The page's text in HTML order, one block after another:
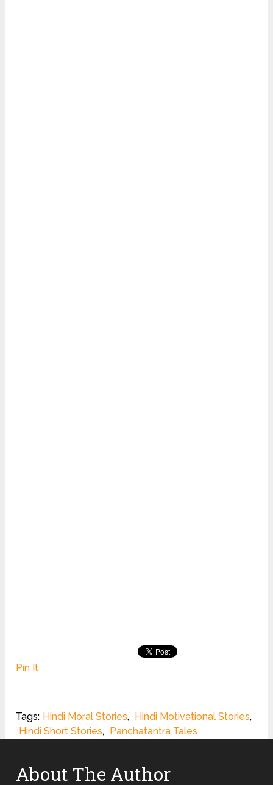
Pin It
Tags: Hindi Moral Stories, Hindi Motivational Stories,
Hindi Short Stories, Panchatantra Tales
About The Author